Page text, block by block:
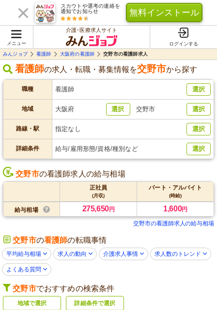
スカウトや選考の連絡を
通知でお知らせ
無料インストール
メニュー
介護･医療求人サイト
ログインする
みんジョブ
看護師 大阪府の看護師 交野市の看護師求人
看護師の求人・転職・募集情報を交野市から探す
職種 看護師 選択
地域 大阪府 選択 交野市 選択
路線・駅 指定なし 選択
詳細条件 給与/雇用形態/資格/種別など 選択
交野市の看護師求人の給与相場
正社員
(月収)
パート・アルバイト
(時給)
給与相場 275,650円 1,600円
交野市の看護師求人の給与相場
交野市の看護師の転職事情
平均給与相場 求人の動向 介護求人事情 求人数のトレンド
よくある質問
交野市でおすすめの検索条件
地域で選択 詳細条件で選択